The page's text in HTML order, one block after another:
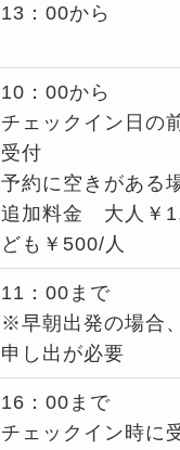
13：00から
10：00から
チェックイン日の
受付
予約に空きがある
追加料金 大人￥
ども￥500/人
11：00まで
※早朝出発の場合
申し出が必要
16：00まで
チェックイン時に